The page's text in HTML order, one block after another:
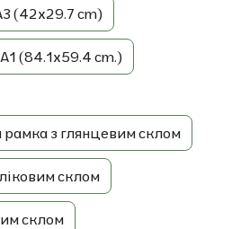
(42x29.7 cm)
A1 (84.1x59.4 cm.)
рамка з глянцевим склом
склом
склом